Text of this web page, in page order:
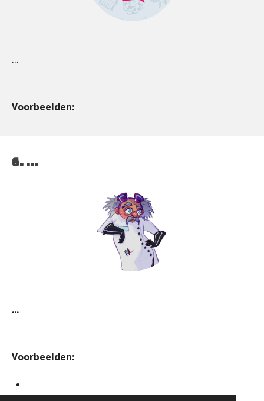
...
Voorbeelden:
6. ...
...
Voorbeelden: